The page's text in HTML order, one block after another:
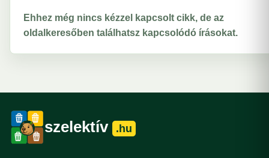
Ehhez még nincs kézzel kapcsolt cikk, de az
oldalkeresőben találhatsz kapcsolódó írásokat.
szelektív .hu